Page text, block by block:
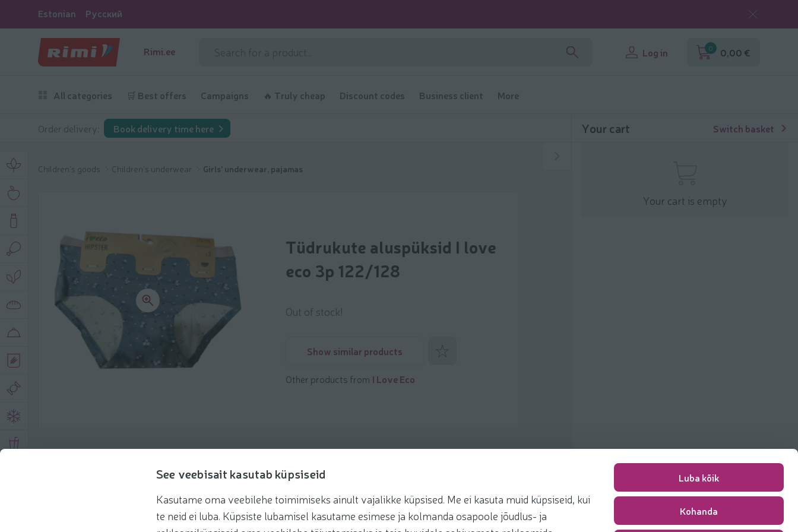
See veebisait kasutab küpsiseid
Kasutame oma veebilehe toimimiseks ainult vajalikke küpsised. Me ei kasuta muid küpsiseid, kui
te neid ei luba. Küpsiste lubamisel kasutame esimese ja kolmanda osapoole jõudlus- ja
Luba kõik
Kohanda
Estonian Русский
Rimi.ee Log in 0 0,00 €
All categories 🛒 Best offers Campaigns 🔥 Truly cheap Discount codes Business client More
Order delivery: Book delivery time here
Children's goods Children's underwear Girls' underwear, pajamas
Tüdrukute aluspüksid I love
eco 3p 122/128
Out of stock!
Show similar products
Other products from I Love Eco
Recommendations
Your cart Switch basket
Your cart is empty